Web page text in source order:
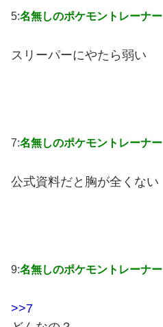
5:名無しのポケモントレーナー
スリーパーにやたら弱い
7:名無しのポケモントレーナー
公式資料だと胸が全くない
9:名無しのポケモントレーナー
>>7